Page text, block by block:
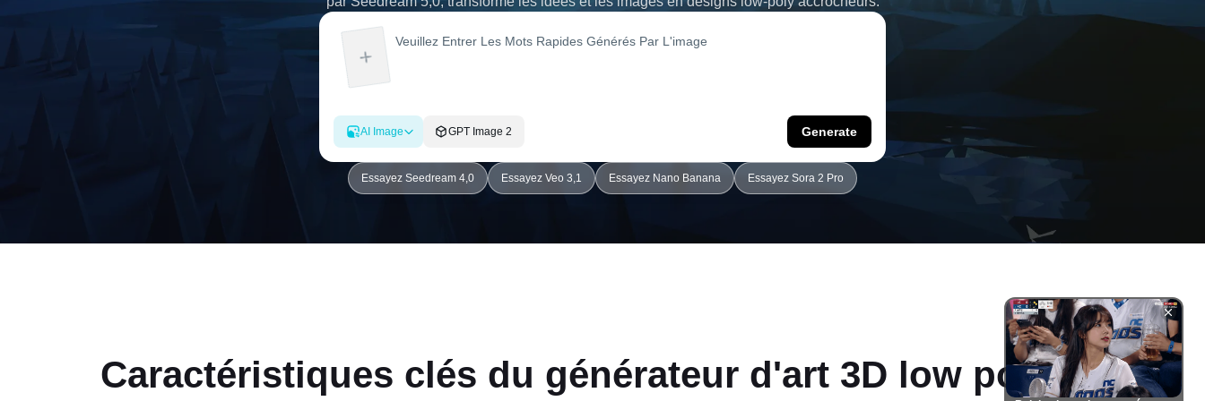
AI Image GPT Image 2 Generate
Essayez Seedream 4,0 Essayez Veo 3,1 Essayez Nano Banana Essayez Sora 2 Pro
Caractéristiques clés du générateur d'art 3D low poly de